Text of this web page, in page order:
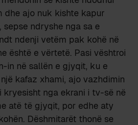
dhe ajo nuk kishte kapur
ndryshe nga sa e
ndenji vetëm pak kohë në
është e vërtetë. Pasi vështroi
in në sallën e gjyqit, ku e
kafaz xhami, ajo vazhdimin
kryesisht nga ekrani i tv-së në
atë të gjyqit, por edhe aty
Dëshmitarët thonë se